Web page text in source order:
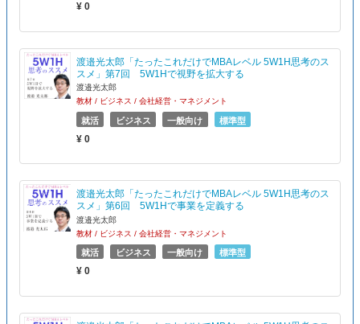
¥ 0
渡邉光太郎「たったこれだけでMBAレベル 5W1H思考のス
スメ」第7回 5W1Hで視野を拡大する
渡邉光太郎
教材 / ビジネス / 会社経営・マネジメント
就活 ビジネス 一般向け 標準型
¥ 0
渡邉光太郎「たったこれだけでMBAレベル 5W1H思考のス
スメ」第6回 5W1Hで事業を定義する
渡邉光太郎
教材 / ビジネス / 会社経営・マネジメント
就活 ビジネス 一般向け 標準型
¥ 0